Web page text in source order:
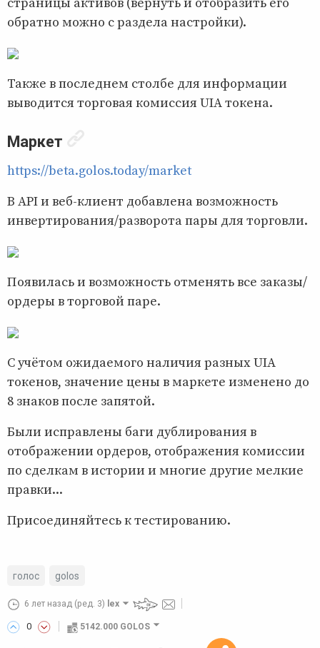
обратно можно с раздела настройки).
Также в последнем столбе для информации
выводится торговая комиссия UIA токена.
Маркет
https://beta.golos.today/market
В API и веб-клиент добавлена возможность
инвертирования/разворота пары для торговли.
Появилась и возможность отменять все заказы/
ордеры в торговой паре.
С учётом ожидаемого наличия разных UIA
токенов, значение цены в маркете изменено до
8 знаков после запятой.
Были исправлены баги дублирования в
отображении ордеров, отображения комиссии
по сделкам в истории и многие другие мелкие
правки...
Присоединяйтесь к тестированию.
голос golos
6 лет назад (ред. 3) lex
0 5142.000 GOLOS